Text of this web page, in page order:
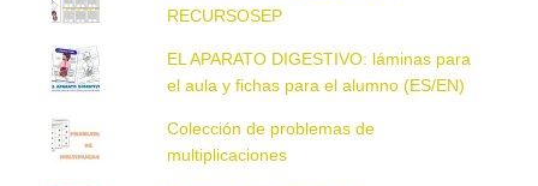
RECURSOSEP
EL APARATO DIGESTIVO: láminas para
el aula y fichas para el alumno (ES/EN)
Colección de problemas de
multiplicaciones